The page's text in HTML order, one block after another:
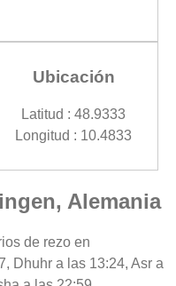
Ubicación
Latitud : 48.9333
Longitud : 10.4833
Alemania
de rezo en
Dhuhr a las 13:24, Asr a